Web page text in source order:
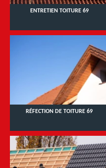
ENTRETIEN TOITURE 69
RÉFECTION DE TOITURE 69